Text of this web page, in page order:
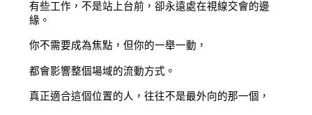
有些工作，不是站上台前，卻永遠處在視線交會的邊
緣。
你不需要成為焦點，但你的一舉一動，
都會影響整個場域的流動方式。
真正適合這個位置的人，往往不是最外向的那一個，